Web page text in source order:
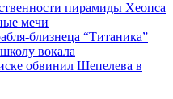
пирамиды Хеопса
мечи
близнеца “Титаника”
вокала
обвинил Шепелева в